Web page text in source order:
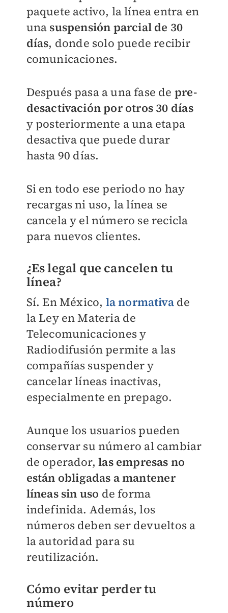
paquete activo, la línea entra en
una suspensión parcial de 30
días, donde solo puede recibir
comunicaciones.
Después pasa a una fase de pre-
desactivación por otros 30 días
y posteriormente a una etapa
desactiva que puede durar
hasta 90 días.
Si en todo ese periodo no hay
recargas ni uso, la línea se
cancela y el número se recicla
para nuevos clientes.
¿Es legal que cancelen tu
línea?
Sí. En México, la normativade
la Ley en Materia de
Telecomunicaciones y
Radiodifusión permite a las
compañías suspender y
cancelar líneas inactivas,
especialmente en prepago.
Aunque los usuarios pueden
conservar su número al cambiar
de operador,las empresas no
están obligadas a mantener
líneas sin uso de forma
indefinida. Además, los
números deben ser devueltos a
la autoridad para su
reutilización.
Cómo evitar perder tu
número